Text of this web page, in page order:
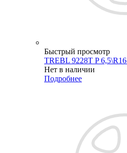
Быстрый просмотр
TREBL 9228T P
Нет в наличии
Подробнее